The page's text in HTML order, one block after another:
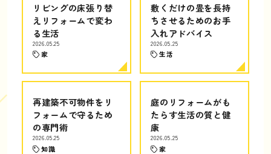
リビングの床張り替
えリフォームで変わ
る生活
2026.05.25
家
敷くだけの畳を長持
ちさせるためのお手
入れアドバイス
2026.05.25
生活
再建築不可物件をリ
フォームで守るため
の専門術
2026.05.25
知識
庭のリフォームがも
たらす生活の質と健
康
2026.05.25
家